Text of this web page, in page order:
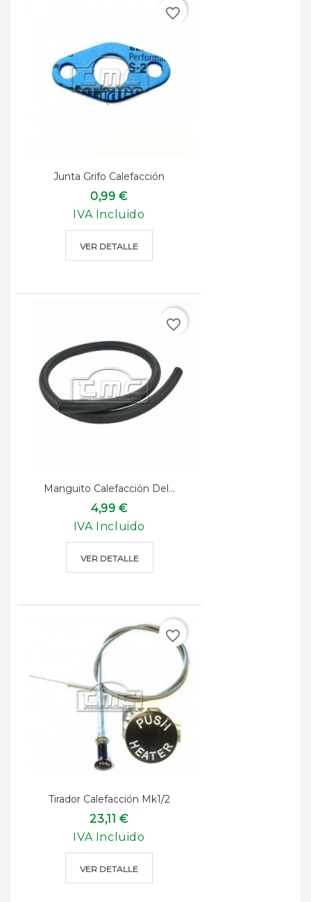
Junta Grifo Calefacción
0,99 €
IVA Incluido
VER DETALLE
favorite_border
Manguito Calefacción Del...
4,99 €
IVA Incluido
VER DETALLE
favorite_border
Tirador Calefacción Mk1/2
23,11 €
IVA Incluido
VER DETALLE
favorite_border